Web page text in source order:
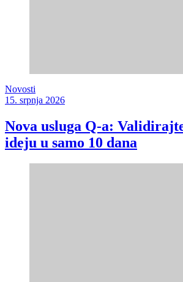
Novosti
15. srpnja 2026
Nova usluga Q-a:
ideju u samo 10 dana